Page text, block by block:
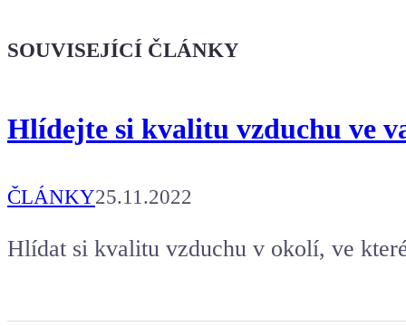
že jsi Maker!
Kafe pro Chiptrona
Aby mohl napsat další článek.
SOUVISEJÍCÍ ČLÁNKY
Hlídejte si kvalitu vzduchu ve
ČLÁNKY25.11.2022
Hlídat si kvalitu vzduchu v okolí, ve